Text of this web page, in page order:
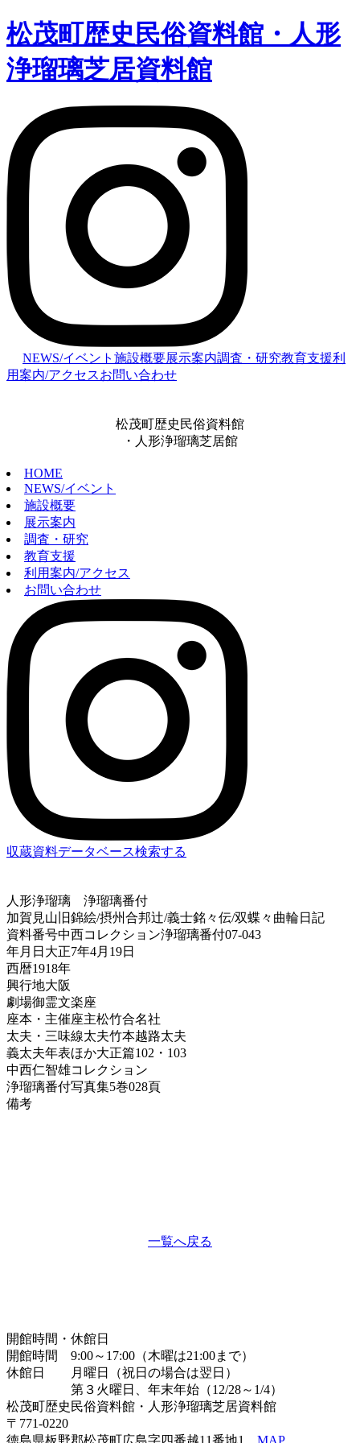
松茂町歴史民俗資料館・人形
浄瑠璃芝居資料館
NEWS/イベント 施設概要展示案内調査・研究教育支援利
用案内/アクセスお問い合わせ
松茂町歴史民俗資料館
・人形浄瑠璃芝居館
HOME
NEWS/イベント
施設概要
展示案内
調査・研究
教育支援
利用案内/アクセス
お問い合わせ
収蔵資料データベース検索する
人形浄瑠璃 浄瑠璃番付
加賀見山旧錦絵/摂州合邦辻/義士銘々伝/双蝶々曲輪日記
資料番号中西コレクション浄瑠璃番付07-043
年月日 大正7年4月19日
西暦1918年
興行地大阪
劇場御霊文楽座
座本・主催座主松竹合名社
太夫・三味線太夫竹本越路太夫
義太夫年表ほか大正篇102・103
中西仁智雄コレクション
浄瑠璃番付写真集5巻028頁
備考
一覧へ戻る
開館時間・休館日
開館時間 9:00～17:00（木曜は21:00まで）
休館日 月曜日（祝日の場合は翌日）
第３火曜日、年末年始（12/28～1/4）
松茂町歴史民俗資料館・人形浄瑠璃芝居資料館
〒771-0220
徳島県板野郡松茂町広島字四番越11番地1 MAP